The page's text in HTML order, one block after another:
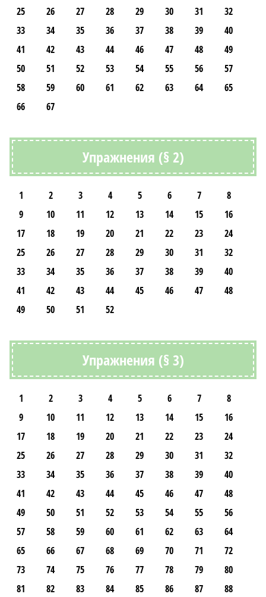
25
26 27 28 29 30 31
32
33
34 35 36 37 38 39
40
41
42 43 44 46 47 48
49
50
51 52 53 54 55 56
57
58
59 60 61 62 63 64
65
66
67
Упражнения (§ 2)
1 2 3 4 5 6 7
8
9
10 11 12 13 14 15
16
17
18 19 20 21 22 23
24
25
26 27 28 29 30 31
32
33
34 35 36 37 38 39
40
41
42 43 44 45 46 47
48
49
50 51 52
Упражнения (§ 3)
1 2 3 4 5 6 7
8
9
10 11 12 13 14 15
16
17
18 19 20 21 22 23
24
25
26 27 28 29 30 31
32
33
34 35 36 37 38 39
40
41
42 43 44 45 46 47
48
49
50 51 52 53 54 55
56
57
58 59 60 61 62 63
64
65
66 67 68 69 70 71
72
73
74 75 76 77 78 79
80
81
82 83 84 85 86 87 88